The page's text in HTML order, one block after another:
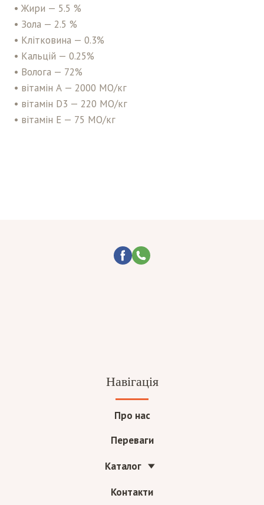
• Жири — 5.5 %
• Зола — 2.5 %
• Клітковина — 0.3%
• Кальцій — 0.25%
• Волога — 72%
• вітамін А — 2000 МО/кг
• вітамін D3 — 220 МО/кг
• вітамін Е — 75 МО/кг
Навігація
Про нас
Переваги
Каталог
Контакти